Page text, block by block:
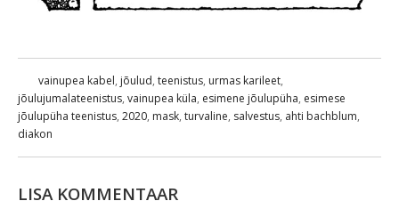
vainupea kabel, jõulud, teenistus, urmas karileet,
jõulujumalateenistus, vainupea küla, esimene jõulupüha, esimese
jõulupüha teenistus, 2020, mask, turvaline, salvestus, ahti bachblum,
diakon
LISA KOMMENTAAR